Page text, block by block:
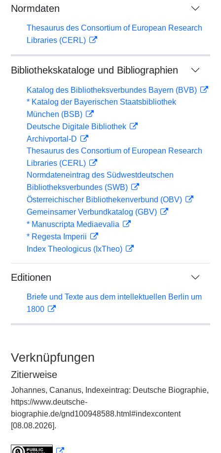
Normdaten
Thesaurus des Consortium of European Research
Libraries (CERL)
Bibliothekskataloge und Bibliographien
Katalog des Bibliotheksverbundes Bayern (BVB)
* Katalog der Bayerischen Staatsbibliothek
München (BSB)
Deutsche Digitale Bibliothek
Archivportal-D
Thesaurus des Consortium of European Research
Libraries (CERL)
Normdateneintrag des Südwestdeutschen
Bibliotheksverbundes (SWB)
Österreichischer Bibliothekenverbund (OBV)
Gemeinsamer Verbundkatalog (GBV)
* Manuscripta Mediaevalia
* Regesta Imperii
Index Theologicus (IxTheo)
Editionen
Briefe und Texte aus dem intellektuellen Berlin um
1800
Verknüpfungen
Zitierweise
Johannes, Cananus, Indexeintrag: Deutsche Biographie,
https://www.deutsche-
biographie.de/gnd100948588.html#indexcontent
[08.08.2026].